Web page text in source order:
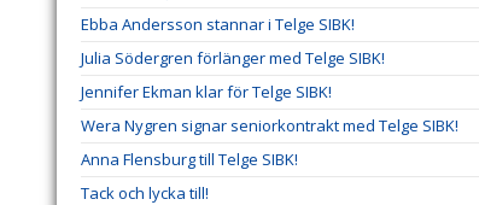
Ebba Andersson stannar i Telge SIBK!
Julia Södergren förlänger med Telge SIBK!
Jennifer Ekman klar för Telge SIBK!
Wera Nygren signar seniorkontrakt med Telge SIBK!
Anna Flensburg till Telge SIBK!
Tack och lycka till!